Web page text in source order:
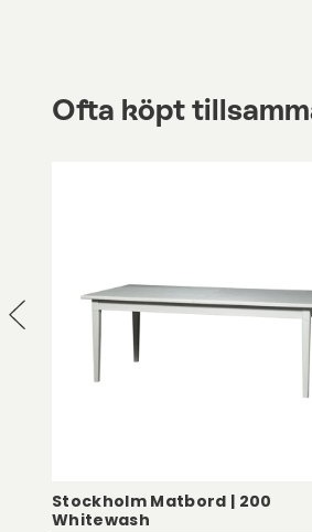
Ofta köpt
Stockholm Matbord | 200
Whitewash